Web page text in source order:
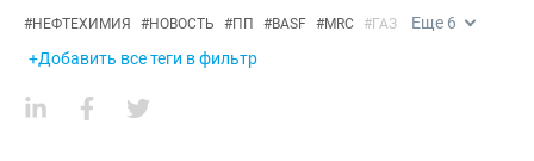
#НЕФТЕХИМИЯ #НОВОСТЬ #ПП #BASF #MRC #ГАЗ Еще 6
+Добавить все теги в фильтр